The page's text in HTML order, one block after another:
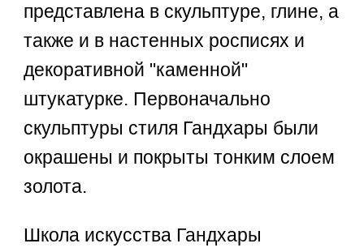
представлена в скульптуре, глине, а
также и в настенных росписях и
декоративной "каменной"
штукатурке. Первоначально
скульптуры стиля Гандхары были
окрашены и покрыты тонким слоем
золота.
Школа искусства Гандхары